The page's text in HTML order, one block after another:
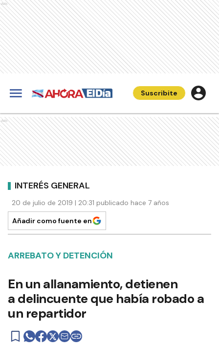
Ads
Suscribite
Ads
INTERÉS GENERAL
20 de julio de 2019 | 20:31 publicado hace 7 años
Añadir como fuente en
ARREBATO Y DETENCIÓN
En un allanamiento, detienen
a delincuente que había robado a
un repartidor